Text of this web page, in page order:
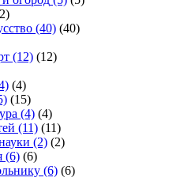
(40) (40)
(12) (12)
(4)
(15)
(4) (4)
(11) (11)
(2) (2)
(6) (6)
(6) (6)